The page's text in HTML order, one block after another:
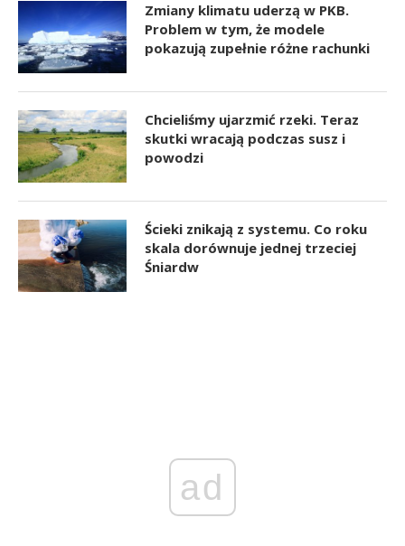
Zmiany klimatu uderzą w PKB.
Problem w tym, że modele
pokazują zupełnie różne rachunki
Chcieliśmy ujarzmić rzeki. Teraz
skutki wracają podczas susz i
powodzi
Ścieki znikają z systemu. Co roku
skala dorównuje jednej trzeciej
Śniardw
ad